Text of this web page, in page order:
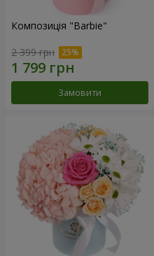
Композиція "Barbie"
2 399 грн
Замовити